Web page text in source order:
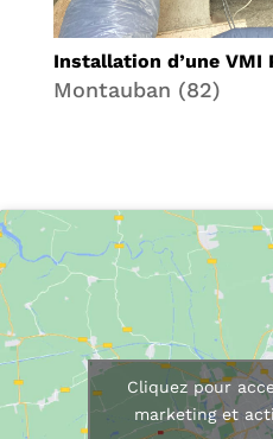
Installation d’une VMI
Montauban (82)
Cliquez pour
marketing et